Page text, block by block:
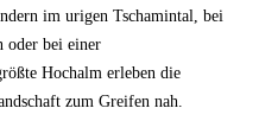
im urigen Tschamintal, bei
oder bei einer
Hochalm erleben die
zum Greifen nah.